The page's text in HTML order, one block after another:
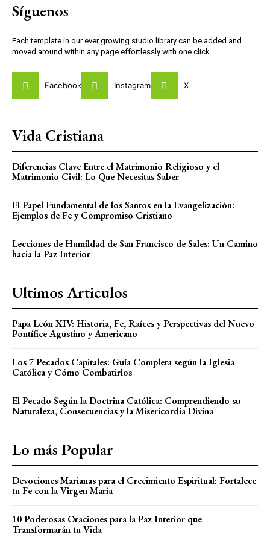
Síguenos
Each template in our ever growing studio library can be added and
moved around within any page effortlessly with one click.
Facebook Instagram X
Vida Cristiana
Diferencias Clave Entre el Matrimonio Religioso y el
Matrimonio Civil: Lo Que Necesitas Saber
El Papel Fundamental de los Santos en la Evangelización:
Ejemplos de Fe y Compromiso Cristiano
Lecciones de Humildad de San Francisco de Sales: Un Camino
hacia la Paz Interior
Ultimos Articulos
Papa León XIV: Historia, Fe, Raíces y Perspectivas del Nuevo
Pontífice Agustino y Americano
Los 7 Pecados Capitales: Guía Completa según la Iglesia
Católica y Cómo Combatirlos
El Pecado Según la Doctrina Católica: Comprendiendo su
Naturaleza, Consecuencias y la Misericordia Divina
Lo más Popular
Devociones Marianas para el Crecimiento Espiritual: Fortalece
tu Fe con la Virgen María
10 Poderosas Oraciones para la Paz Interior que
Transformarán tu Vida